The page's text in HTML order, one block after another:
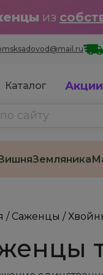
из
Каталог Акции
Земляника
/ Саженцы /